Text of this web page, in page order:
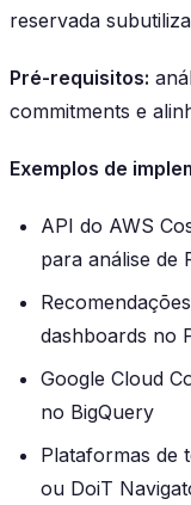
reservada
Pré-requisitos:
commitments e
Exemplos de
API do AWS
para análise de
dashboards no
Google Cloud
no BigQuery
Plataformas de
ou DoiT